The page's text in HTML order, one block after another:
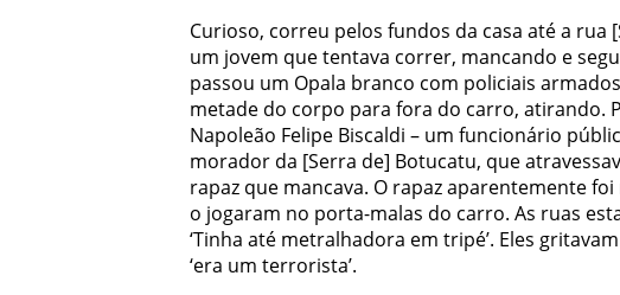
Curioso, correu pelos fundos da casa até a rua
um jovem que tentava correr, mancando e
passou um Opala branco com policiais
metade do corpo para fora do carro, atirando.
Napoleão Felipe Biscaldi – um funcionário
morador da [Serra de] Botucatu, que
rapaz que mancava. O rapaz aparentemente
o jogaram no porta-malas do carro. As ruas
‘Tinha até metralhadora em tripé’. Eles
‘era um terrorista’.